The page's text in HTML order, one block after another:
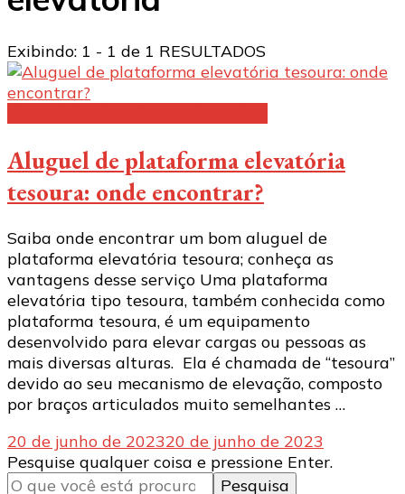
Exibindo: 1 - 1 de 1 RESULTADOS
Aluguel de plataforma elevatória
tesoura: onde encontrar?
Saiba onde encontrar um bom aluguel de
plataforma elevatória tesoura; conheça as
vantagens desse serviço Uma plataforma
elevatória tipo tesoura, também conhecida como
plataforma tesoura, é um equipamento
desenvolvido para elevar cargas ou pessoas as
mais diversas alturas. Ela é chamada de “tesoura”
devido ao seu mecanismo de elevação, composto
por braços articulados muito semelhantes …
20 de junho de 202320 de junho de 2023
Procurando
algo?
Pesquise qualquer coisa e pressione Enter.